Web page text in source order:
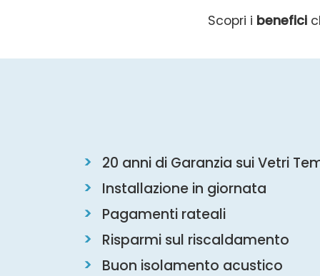
Scopri i benefici
20 anni di Garanzia sui Vetri
Installazione in giornata
Pagamenti rateali
Risparmi sul riscaldamento
Buon isolamento acustico